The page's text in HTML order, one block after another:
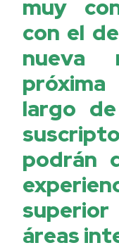
muy
con el
nueva
largo
podrán
áreas